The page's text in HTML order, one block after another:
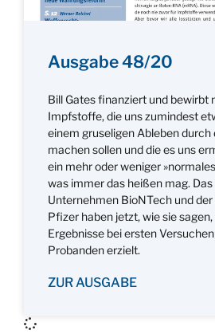
Ausgabe 48/20
Bill Gates finanziert und bewirbt
Impfstoffe, die uns zumindest
einem gruseligen Ableben durch
machen sollen und die es uns
ein mehr oder weniger
was immer das heißen mag.
Unternehmen BioNTech und
Pfizer haben jetzt, wie sie
Ergebnisse bei ersten
Probanden erzielt.
ZUR AUSGABE